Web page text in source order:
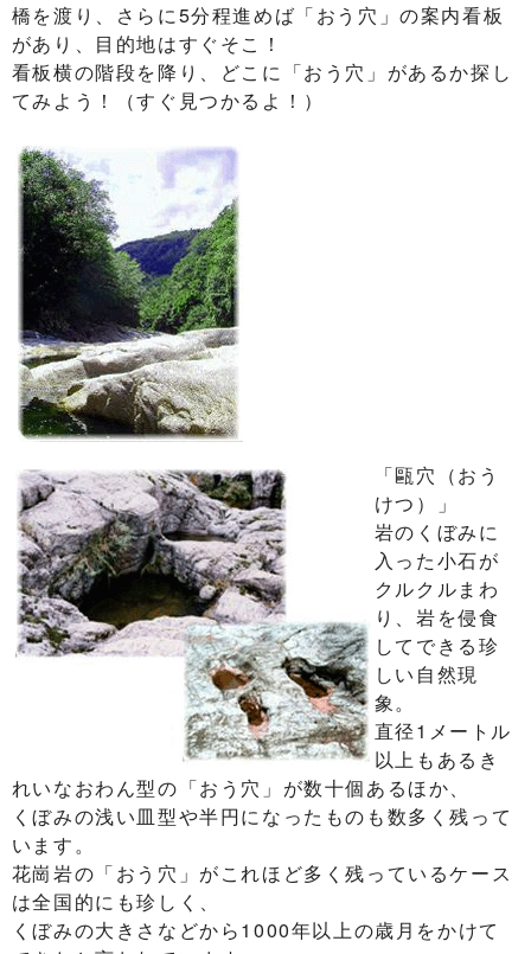
橋を渡り、さらに5分程進めば「おう穴」の案内看板
があり、目的地はすぐそこ！
看板横の階段を降り、どこに「おう穴」があるか探し
てみよう！（すぐ見つかるよ！）
「甌穴（おう
けつ）」
岩のくぼみに
入った小石が
クルクルまわ
り、岩を侵食
してできる珍
しい自然現
象。
直径1メートル
以上もあるき
れいなおわん型の「おう穴」が数十個あるほか、
くぼみの浅い皿型や半円になったものも数多く残って
います。
花崗岩の「おう穴」がこれほど多く残っているケース
は全国的にも珍しく、
くぼみの大きさなどから1000年以上の歳月をかけて